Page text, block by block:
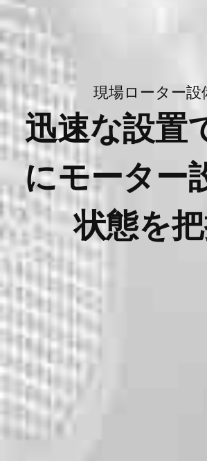
現場ローター設
迅速な設置
にモーター
状態を